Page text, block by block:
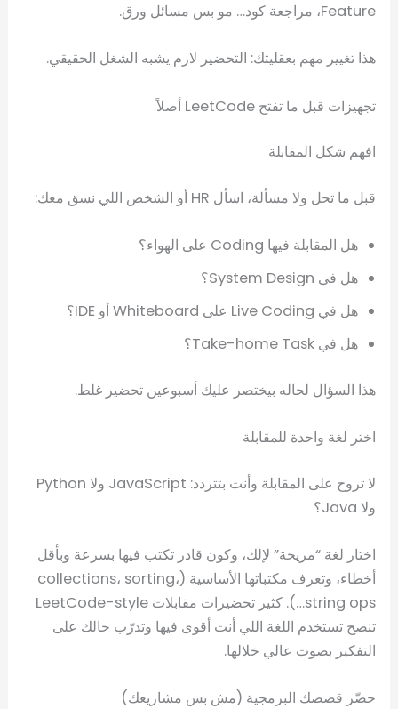
Feature، مراجعة كود… مو بس مسائل ورق.
هذا تغيير مهم بعقليتك: التحضير لازم يشبه الشغل الحقيقي.
تجهيزات قبل ما تفتح LeetCode أصلاً
افهم شكل المقابلة
قبل ما تحل ولا مسألة، اسأل HR أو الشخص اللي نسق معك:
هل المقابلة فيها Coding على الهواء؟
هل في System Design؟
هل في Live Coding على Whiteboard أو IDE؟
هل في Take-home Task؟
هذا السؤال لحاله بيختصر عليك أسبوعين تحضير غلط.
اختر لغة واحدة للمقابلة
لا تروح على المقابلة وأنت بتتردد: JavaScript ولا Python
ولا Java؟
اختار لغة “مريحة” لإلك، وكون قادر تكتب فيها بسرعة وبأقل
أخطاء، وتعرف مكتباتها الأساسية (collections، sorting،
string ops…). كثير تحضيرات مقابلات LeetCode-style
تنصح تستخدم اللغة اللي أنت أقوى فيها وتدرّب حالك على
التفكير بصوت عالي خلالها.
حضّر قصصك البرمجية (مش بس مشاريعك)